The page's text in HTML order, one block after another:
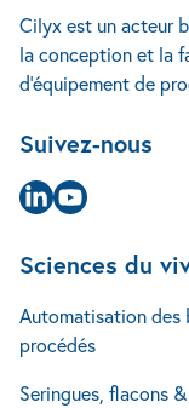
Accueil
Cilyx est un acteur
la conception et la
d’équipement de
Suivez-nous
Page Linkedin
Page Youtube
Sciences du
Automatisation des
procédés
Seringues, flacons &
Seringues, flacons
Implants & Micro-
À propos
Étude de cas
Actualités
FAQ
Belgique
+32 4 240 14 25
info@cilyx.eu
Contact